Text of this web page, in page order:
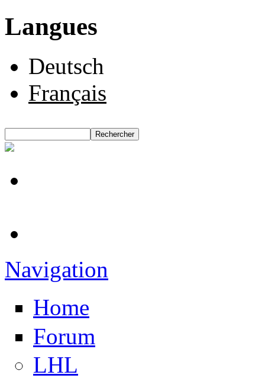
Langues
Deutsch
Français
Formulaire de recherche
Navigation
Home
Forum
LHL